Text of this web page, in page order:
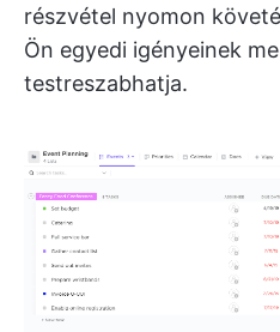
részvétel nyomon
Ön egyedi igényeinek
testreszabhatja.